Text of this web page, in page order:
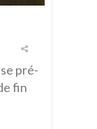
pré-
fin